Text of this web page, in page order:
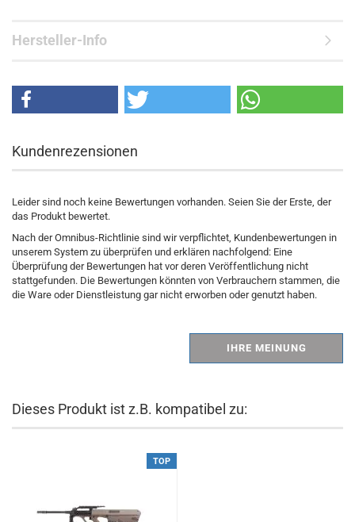
Hersteller-Info
Kundenrezensionen
Leider sind noch keine Bewertungen vorhanden. Seien Sie der Erste, der
das Produkt bewertet.
Nach der Omnibus-Richtlinie sind wir verpflichtet, Kundenbewertungen in
unserem System zu überprüfen und erklären nachfolgend: Eine
Überprüfung der Bewertungen hat vor deren Veröffentlichung nicht
stattgefunden. Die Bewertungen könnten von Verbrauchern stammen, die
die Ware oder Dienstleistung gar nicht erworben oder genutzt haben.
IHRE MEINUNG
Dieses Produkt ist z.B. kompatibel zu:
TOP